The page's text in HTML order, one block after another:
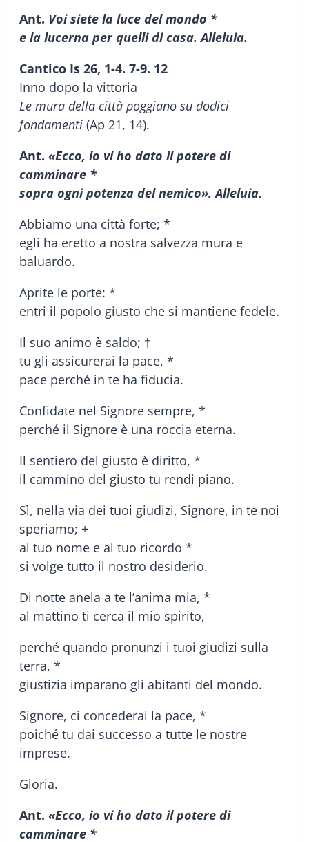
Ant. Voi siete la luce del mondo *
e la lucerna per quelli di casa. Alleluia.
Cantico Is 26, 1-4. 7-9. 12
Inno dopo la vittoria
Le mura della città poggiano su dodici
fondamenti (Ap 21, 14).
Ant. «Ecco, io vi ho dato il potere di
camminare *
sopra ogni potenza del nemico». Alleluia.
Abbiamo una città forte; *
egli ha eretto a nostra salvezza mura e
baluardo.
Aprite le porte: *
entri il popolo giusto che si mantiene fedele.
Il suo animo è saldo; †
tu gli assicurerai la pace, *
pace perché in te ha fiducia.
Confidate nel Signore sempre, *
perché il Signore è una roccia eterna.
Il sentiero del giusto è diritto, *
il cammino del giusto tu rendi piano.
Sì, nella via dei tuoi giudizi, Signore, in te noi
speriamo; +
al tuo nome e al tuo ricordo *
si volge tutto il nostro desiderio.
Di notte anela a te l’anima mia, *
al mattino ti cerca il mio spirito,
perché quando pronunzi i tuoi giudizi sulla
terra, *
giustizia imparano gli abitanti del mondo.
Signore, ci concederai la pace, *
poiché tu dai successo a tutte le nostre
imprese.
Gloria.
Ant. «Ecco, io vi ho dato il potere di
camminare *